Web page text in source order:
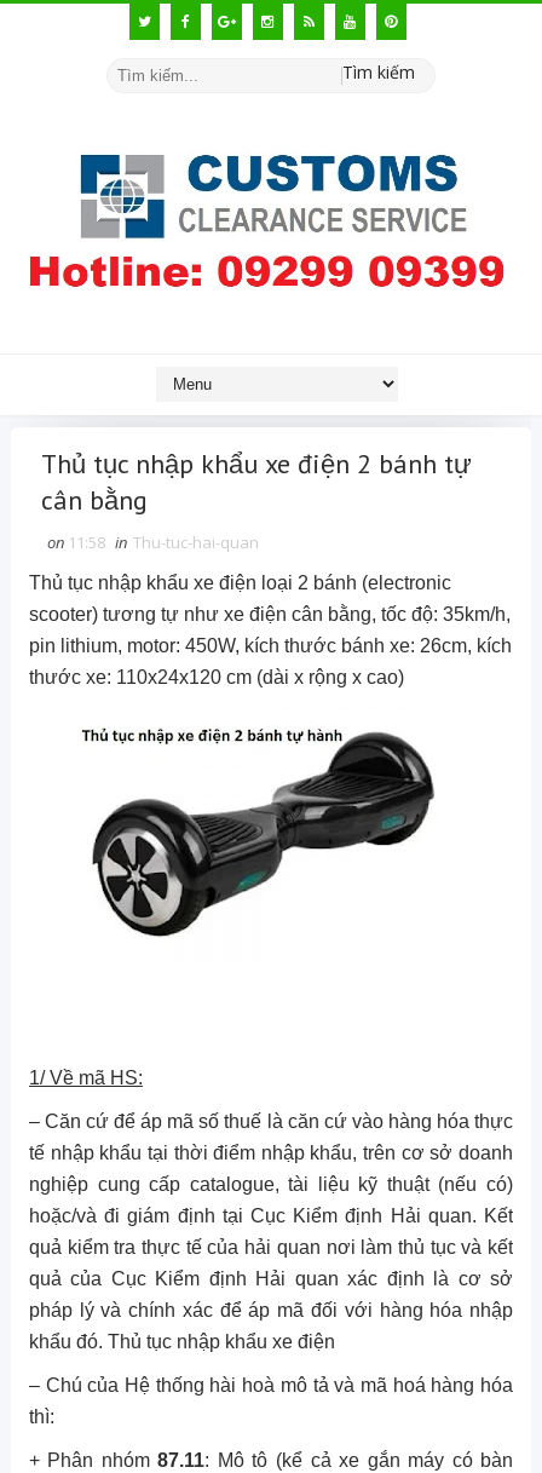
Tìm kiếm
Thủ tục nhập khẩu xe điện 2 bánh tự
cân bằng
on 11:58 in Thu-tuc-hai-quan
Thủ tục nhập khẩu xe điện loại 2 bánh (electronic
scooter) tương tự như xe điện cân bằng, tốc độ: 35km/h,
pin lithium, motor: 450W, kích thước bánh xe: 26cm, kích
thước xe: 110x24x120 cm (dài x rộng x cao)
1/ Về mã HS:
– Căn cứ để áp mã số thuế là căn cứ vào hàng hóa thực
tế nhập khẩu tại thời điểm nhập khẩu, trên cơ sở doanh
nghiệp cung cấp catalogue, tài liệu kỹ thuật (nếu có)
hoặc/và đi giám định tại Cục Kiểm định Hải quan. Kết
quả kiểm tra thực tế của hải quan nơi làm thủ tục và kết
quả của Cục Kiểm định Hải quan xác định là cơ sở
pháp lý và chính xác để áp mã đối với hàng hóa nhập
khẩu đó. Thủ tục nhập khẩu xe điện
– Chú của Hệ thống hài hoà mô tả và mã hoá hàng hóa
thì:
+ Phân nhóm87.11: Mô tô (kể cả xe gắn máy có bàn